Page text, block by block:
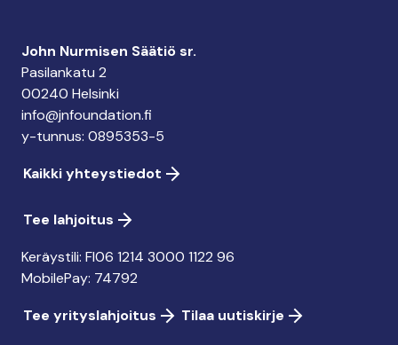
John Nurmisen Säätiö sr.
Pasilankatu 2
00240 Helsinki
info@jnfoundation.fi
y-tunnus: 0895353-5
Kaikki yhteystiedot
Tee lahjoitus
Keräystili: FI06 1214 3000 1122 96
MobilePay: 74792
Tee yrityslahjoitus
Tilaa uutiskirje